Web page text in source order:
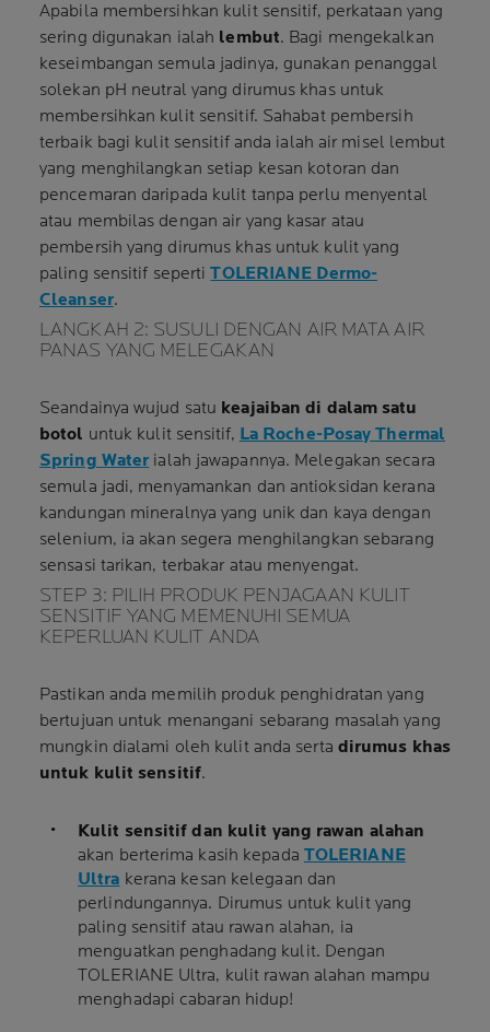
Apabila membersihkan kulit sensitif, perkataan yang
sering digunakan ialah lembut. Bagi mengekalkan
keseimbangan semula jadinya, gunakan penanggal
solekan pH neutral yang dirumus khas untuk
membersihkan kulit sensitif. Sahabat pembersih
terbaik bagi kulit sensitif anda ialah air misel lembut
yang menghilangkan setiap kesan kotoran dan
pencemaran daripada kulit tanpa perlu menyental
atau membilas dengan air yang kasar atau
pembersih yang dirumus khas untuk kulit yang
paling sensitif sepertiTOLERIANE Dermo-
Cleanser.
LANGKAH 2: SUSULI DENGAN AIR MATA AIR
PANAS YANG MELEGAKAN
Seandainya wujud satu keajaiban di dalam satu
botol untuk kulit sensitif, La Roche-Posay Thermal
Spring Water ialah jawapannya. Melegakan secara
semula jadi, menyamankan dan antioksidan kerana
kandungan mineralnya yang unik dan kaya dengan
selenium, ia akan segera menghilangkan sebarang
sensasi tarikan, terbakar atau menyengat.
STEP 3: PILIH PRODUK PENJAGAAN KULIT
SENSITIF YANG MEMENUHI SEMUA
KEPERLUAN KULIT ANDA
Pastikan anda memilih produk penghidratan yang
bertujuan untuk menangani sebarang masalah yang
mungkin dialami oleh kulit anda serta dirumus khas
untuk kulit sensitif.
Kulit sensitif dan kulit yang rawan alahan
akan berterima kasih kepada TOLERIANE
Ultra kerana kesan kelegaan dan
perlindungannya. Dirumus untuk kulit yang
paling sensitif atau rawan alahan, ia
menguatkan penghadang kulit. Dengan
TOLERIANE Ultra, kulit rawan alahan mampu
menghadapi cabaran hidup!